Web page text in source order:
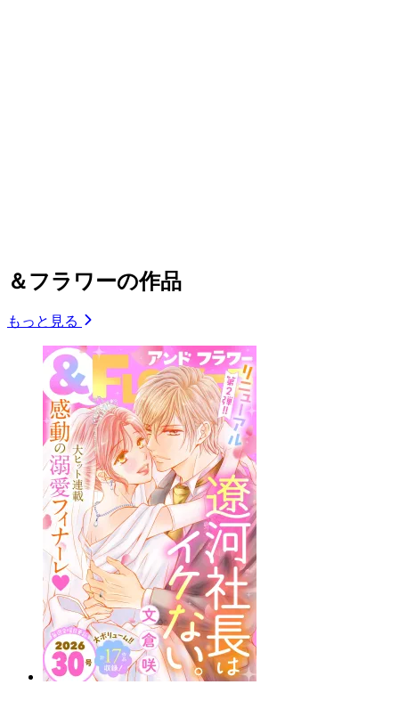
＆フラワーの作品
もっと見る